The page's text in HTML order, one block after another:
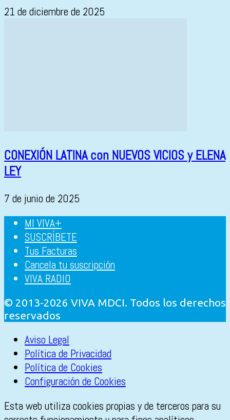
21 de diciembre de 2025
CONEXIÓN LATINA con NUEVOS VICIOS y ELENA
LEY
7 de junio de 2025
MI VIVA+
SUSCRÍBETE
Tus Facturas
Cancela tu suscripción
VIVA RADIO
© 2013-2026 VIVA MDCI. Todos los derechos
reservados
Aviso Legal
Política de Privacidad
Política de Cookies
Configuración de Cookies
Esta web utiliza cookies propias y de terceros para su